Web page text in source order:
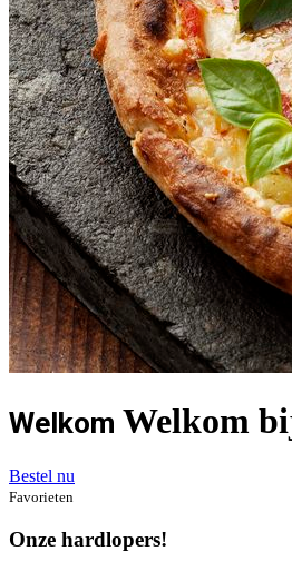
Welkom Welkom
Bestel nu
Favorieten
Onze hardlopers!